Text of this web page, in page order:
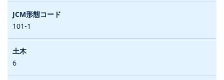
101-1
6